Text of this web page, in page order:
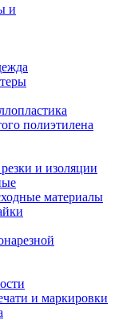
и
полиэтилена
и изоляции
материалы
и маркировки